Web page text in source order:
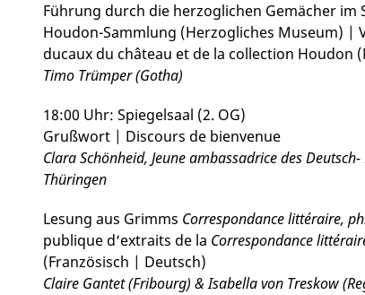
Führung durch die herzoglichen Gemächer im
Houdon-Sammlung (Herzogliches Museum) |
ducaux du château et de la collection Houdon
Timo Trümper (Gotha)
18:00 Uhr: Spiegelsaal (2. OG)
Grußwort | Discours de bienvenue
Clara Schönheid, Jeune ambassadrice des
Thüringen
Lesung aus Grimms Correspondance littéraire,
publique d‘extraits de la Correspondance
(Französisch | Deutsch)
Claire Gantet (Fribourg) &Isabella von Treskow